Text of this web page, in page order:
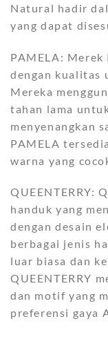
Natural hadir
yang dapat
PAMELA: Merek
dengan kualitas
Mereka
tahan lama
menyenangkan
PAMELA
warna yang
QUEENTERRY:
handuk yang
dengan desain
berbagai jenis
luar biasa dan
QUEENTERRY
dan motif yang
preferensi gaya